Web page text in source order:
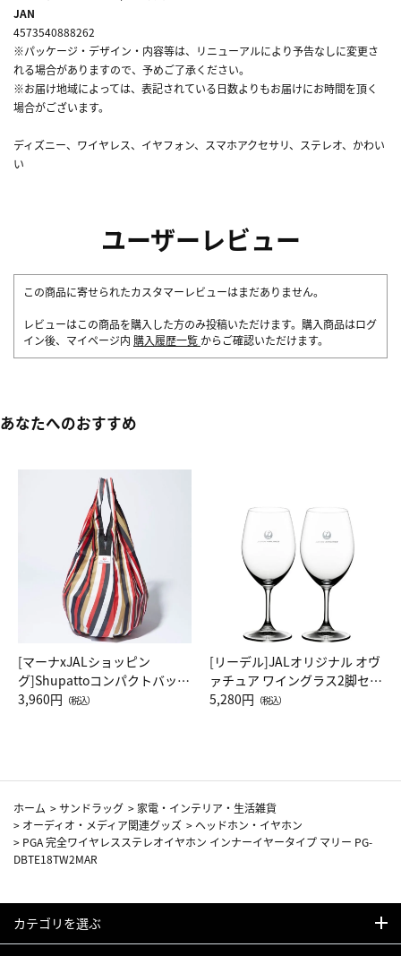
JAN
4573540888262
※パッケージ・デザイン・内容等は、リニューアルにより予告なしに変更さ
れる場合がありますので、予めご了承ください。
※お届け地域によっては、表記されている日数よりもお届けにお時間を頂く
場合がございます。
ディズニー、ワイヤレス、イヤフォン、スマホアクセサリ、ステレオ、かわい
い
ユーザーレビュー
この商品に寄せられたカスタマーレビューはまだありません。
レビューはこの商品を購入した方のみ投稿いただけます。購入商品はログ
イン後、マイページ内 購入履歴一覧 からご確認いただけます。
あなたへのおすすめ
[マーナxJALショッピン
グ]Shupattoコンパクトバッグ
Drop JAL客室乗務員（LC）ス
3,960円 （税込）
[リーデル]JALオリジナル オヴ
ァチュア ワイングラス2脚セッ
ト（レッドワイン）
5,280円 （税込）
ホーム >サンドラッグ > 家電・インテリア・生活雑貨
> オーディオ・メディア関連グッズ > ヘッドホン・イヤホン
> PGA 完全ワイヤレスステレオイヤホン インナーイヤータイプ マリー PG-
DBTE18TW2MAR
カテゴリを選ぶ